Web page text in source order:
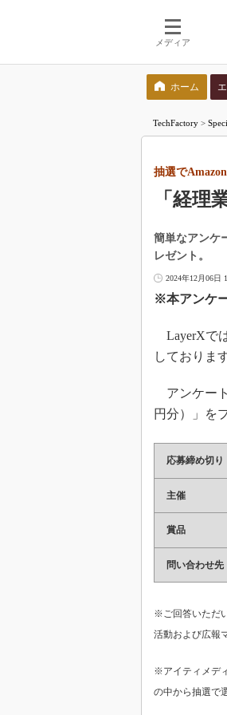
メディア
検
ホーム
TechFactory >
「経理
抽選で
簡単なアンケ
レゼント。
2024年12月06日
※本アンケ
LayerXで
しております
アンケー
円分）」を
応募締め切り
主催
賞品
問い合わせ先
※ご回答いただ
活動および広報
※アイティメデ
の中から抽選で